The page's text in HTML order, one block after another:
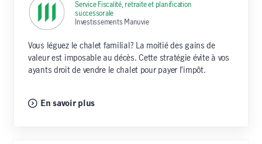
Service Fiscalité, retraite et planification
successorale
Investissements Manuvie
Vous léguez le chalet familial? La moitié des gains de
valeur est imposable au décès. Cette stratégie évite à vos
ayants droit de vendre le chalet pour payer l’impôt.
En savoir plus